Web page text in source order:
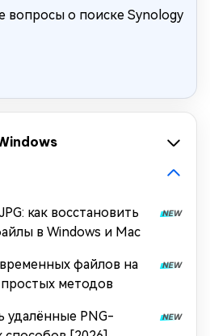
вопросы о поиске Synology
как восстановить
в Windows и Mac
файлов на
методов
удалённые PNG-